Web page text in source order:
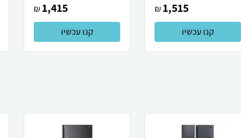
1,515
₪
קנו עכשיו
1,415
₪
קנו עכשיו